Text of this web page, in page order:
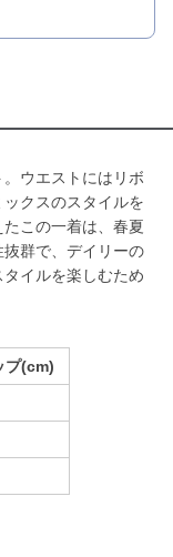
ウエストにはリボ
クスのスタイルを
この一着は、春夏
群で、デイリーの
イルを楽しむため
プ(cm)